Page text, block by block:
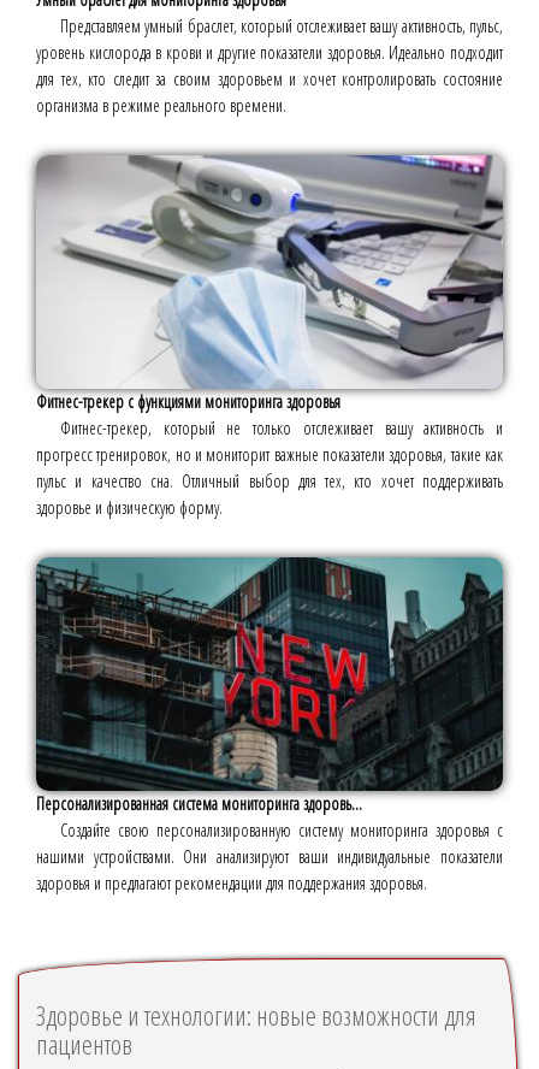
Представляем умный браслет, который отслеживает вашу активность, пульс,
уровень кислорода в крови и другие показатели здоровья. Идеально подходит
для тех, кто следит за своим здоровьем и хочет контролировать состояние
организма в режиме реального времени.
Фитнес-трекер с функциями мониторинга здоровья
Фитнес-трекер, который не только отслеживает вашу активность и
прогресс тренировок, но и мониторит важные показатели здоровья, такие как
пульс и качество сна. Отличный выбор для тех, кто хочет поддерживать
здоровье и физическую форму.
Персонализированная система мониторинга здоровь...
Создайте свою персонализированную систему мониторинга здоровья с
нашими устройствами. Они анализируют ваши индивидуальные показатели
здоровья и предлагают рекомендации для поддержания здоровья.
Здоровье и технологии: новые возможности для
пациентов